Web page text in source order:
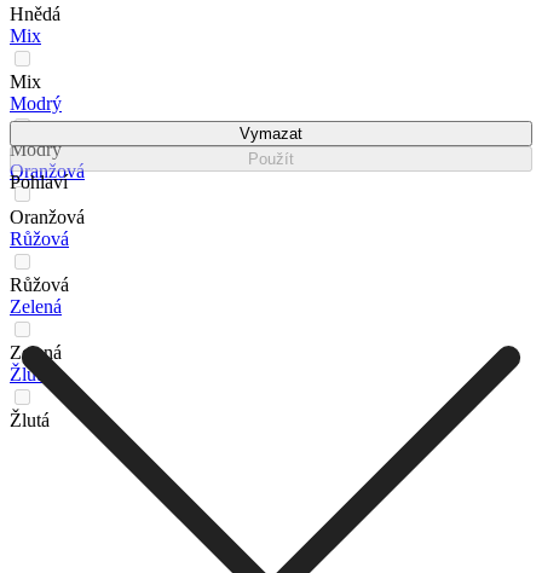
Hnědá
Mix
Mix
Modrý
Modrý
Oranžová
Oranžová
Růžová
Růžová
Zelená
Zelená
Žlutá
Žlutá
Vymazat
Použít
Pohlaví